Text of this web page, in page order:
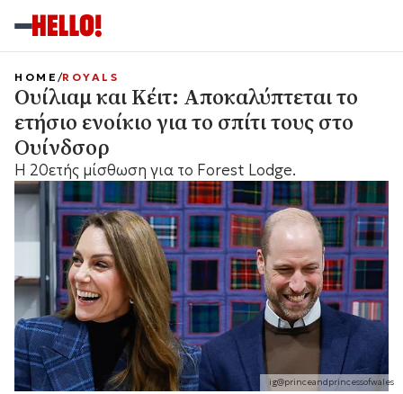
ig@princeandprincessofwales
HOME ROYALS
Oυίλιαμ και Κέιτ: Αποκαλύπτεται το
ετήσιο ενοίκιο για το σπίτι τους στο
Ουίνδσορ
H 20ετής μίσθωση για το Forest Lodge.